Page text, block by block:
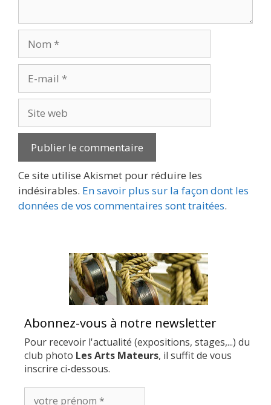
mail
web
Ce site utilise Akismet pour réduire les
indésirables. En savoir plus sur la façon dont les
données de vos commentaires sont traitées.
Abonnez-vous à notre newsletter
Pour recevoir l'actualité (expositions, stages,...) du
club photo Les Arts Mateurs, il suffit de vous
inscrire ci-dessous.